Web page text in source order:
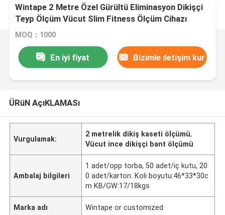
Wintape 2 Metre Özel Gürültü Eliminasyon Dikişçi
Teyp Ölçüm Vücut Slim Fitness Ölçüm Cihazı
MOQ：1000
En iyi fiyat Bizimle iletişim kur
ÜRüN AçıKLAMASı
Vurgulamak:
2 metrelik dikiş kaseti ölçümü,
Vücut ince dikişçi bant ölçümü
Ambalaj bilgileri
1 adet/opp torba, 50 adet/iç kutu, 20
0 adet/karton. Koli boyutu:46*33*30c
m KB/GW:17/18kgs
Marka adı Wintape or customized